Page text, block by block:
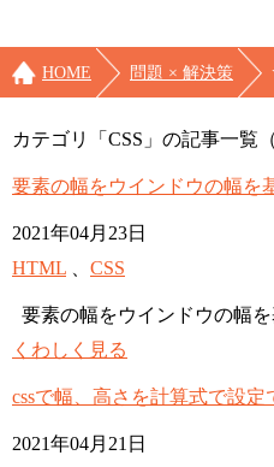
HOME 問題 × 解決策
カテゴリ「CSS」の記事一覧
要素の幅をウインドウの幅を
2021年04月23日
HTML
CSS
要素の幅をウインドウの幅
くわしく見る
cssで幅、高さを計算式で設定
2021年04月21日